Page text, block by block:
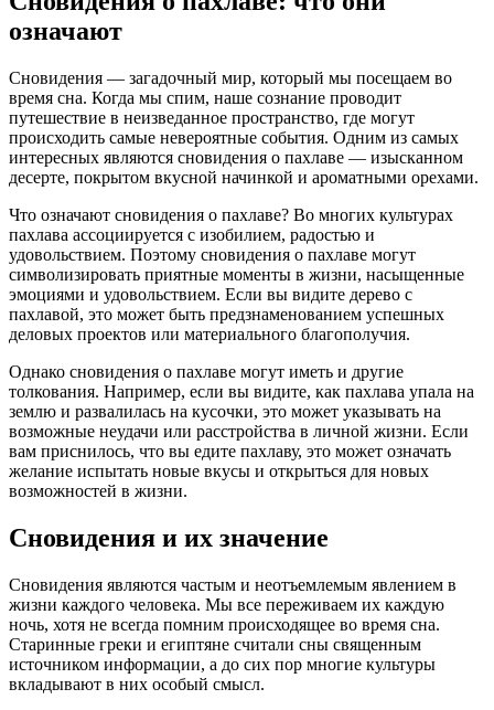
означают
Сновидения — загадочный мир, который мы посещаем во
время сна. Когда мы спим, наше сознание проводит
путешествие в неизведанное пространство, где могут
происходить самые невероятные события. Одним из самых
интересных являются сновидения о пахлаве — изысканном
десерте, покрытом вкусной начинкой и ароматными орехами.
Что означают сновидения о пахлаве? Во многих культурах
пахлава ассоциируется с изобилием, радостью и
удовольствием. Поэтому сновидения о пахлаве могут
символизировать приятные моменты в жизни, насыщенные
эмоциями и удовольствием. Если вы видите дерево с
пахлавой, это может быть предзнаменованием успешных
деловых проектов или материального благополучия.
Однако сновидения о пахлаве могут иметь и другие
толкования. Например, если вы видите, как пахлава упала на
землю и развалилась на кусочки, это может указывать на
возможные неудачи или расстройства в личной жизни. Если
вам приснилось, что вы едите пахлаву, это может означать
желание испытать новые вкусы и открыться для новых
возможностей в жизни.
Сновидения и их значение
Сновидения являются частым и неотъемлемым явлением в
жизни каждого человека. Мы все переживаем их каждую
ночь, хотя не всегда помним происходящее во время сна.
Старинные греки и египтяне считали сны священным
источником информации, а до сих пор многие культуры
вкладывают в них особый смысл.